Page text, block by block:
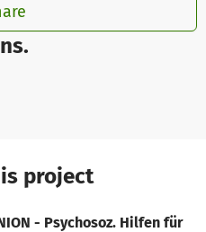
project
- Psychosoz. Hilfen für